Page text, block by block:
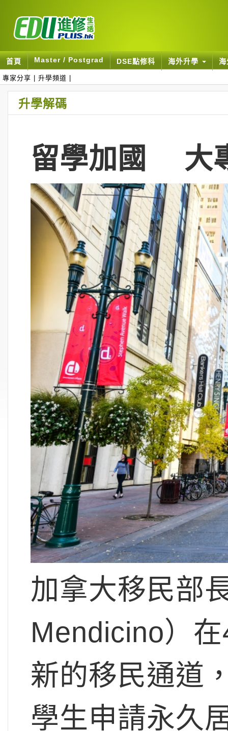
首頁 Master / Postgrad DSE點修科 海外升學
專家分享 升學頻道
升學解碼
留學加國 大
加拿大移民部
Mendicino）在
新的移民通道
學生申請永久